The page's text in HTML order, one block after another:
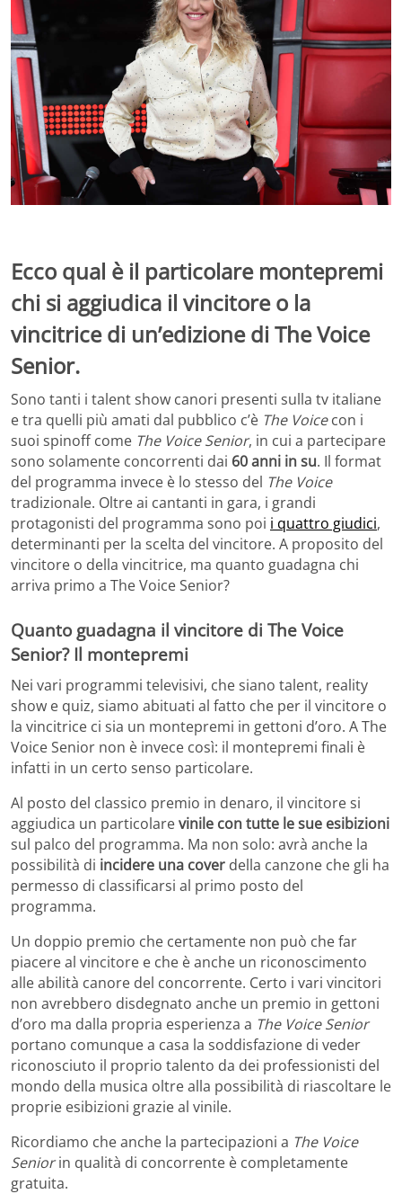
Ecco qual è il particolare montepremi
chi si aggiudica il vincitore o la
vincitrice di un’edizione di The Voice
Senior.
Sono tanti i talent show canori presenti sulla tv italiane
e tra quelli più amati dal pubblico c’è The Voicecon i
suoi spinoff come The Voice Senior, in cui a partecipare
sono solamente concorrenti dai 60 anni in su. Il format
del programma invece è lo stesso del The Voice
tradizionale. Oltre ai cantanti in gara, i grandi
protagonisti del programma sono poi i quattro giudici,
determinanti per la scelta del vincitore. A proposito del
vincitore o della vincitrice, ma quanto guadagna chi
arriva primo a The Voice Senior?
Quanto guadagna il vincitore di The Voice
Senior? Il montepremi
Nei vari programmi televisivi, che siano talent, reality
show e quiz, siamo abituati al fatto che per il vincitore o
la vincitrice ci sia un montepremi in gettoni d’oro. A The
Voice Senior non è invece così: il montepremi finali è
infatti in un certo senso particolare.
Al posto del classico premio in denaro, il vincitore si
aggiudica un particolarevinile con tutte le sue esibizioni
sul palco del programma. Ma non solo: avrà anche la
possibilità di incidere una cover della canzone che gli ha
permesso di classificarsi al primo posto del
programma.
Un doppio premio che certamente non può che far
piacere al vincitore e che è anche un riconoscimento
alle abilità canore del concorrente. Certo i vari vincitori
non avrebbero disdegnato anche un premio in gettoni
d’oro ma dalla propria esperienza a The Voice Senior
portano comunque a casa la soddisfazione di veder
riconosciuto il proprio talento da dei professionisti del
mondo della musica oltre alla possibilità di riascoltare le
proprie esibizioni grazie al vinile.
Ricordiamo che anche la partecipazioni a The Voice
Seniorin qualità di concorrente è completamente
gratuita.